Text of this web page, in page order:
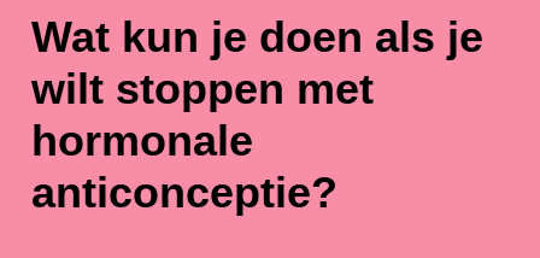
Wat kun je doen als je
wilt stoppen met
hormonale
anticonceptie?